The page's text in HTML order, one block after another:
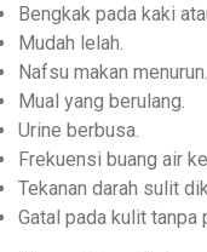
Bengkak pada kaki
Mudah lelah.
Nafsu makan menurun.
Mual yang berulang.
Urine berbusa.
Frekuensi buang air
Tekanan darah sulit
Gatal pada kulit tanpa